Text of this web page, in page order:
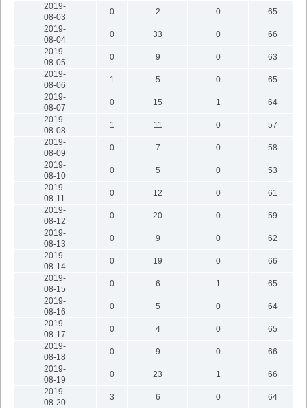
2019-
08-03
0 2 0
65
2019-
08-04
0 33 0
66
2019-
08-05
0 9 0
63
2019-
08-06
1 5 0
65
2019-
08-07
0 15 1
64
2019-
08-08
1 11 0
57
2019-
08-09
0 7 0
58
2019-
08-10
0 5 0
53
2019-
08-11
0 12 0
61
2019-
08-12
0 20 0
59
2019-
08-13
0 9 0
62
2019-
08-14
0 19 0
66
2019-
08-15
0 6 1
65
2019-
08-16
0 5 0
64
2019-
08-17
0 4 0
65
2019-
08-18
0 9 0
66
2019-
08-19
0 23 1
66
2019-
08-20
3 6 0
64